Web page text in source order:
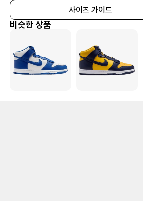
사이즈 가이드
비슷한 상품